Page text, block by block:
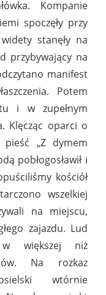
Kompanie
spoczęły przy
stanęły na
przybywający na
manifest
Potem
i w zupełnym
Klęcząc oparci o
„Z dymem
pobłogosławił i
kościół
wszelkiej
na miejscu,
zajazdu. Lud
w większej niż
Na rozkaz
wtórnie